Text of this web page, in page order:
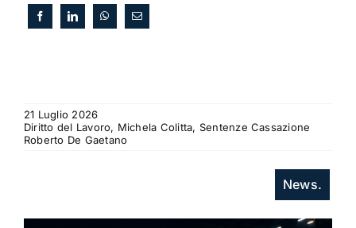
21 Luglio 2026
Diritto del Lavoro, Michela Colitta, Sentenze Cassazione
Roberto De Gaetano
News.